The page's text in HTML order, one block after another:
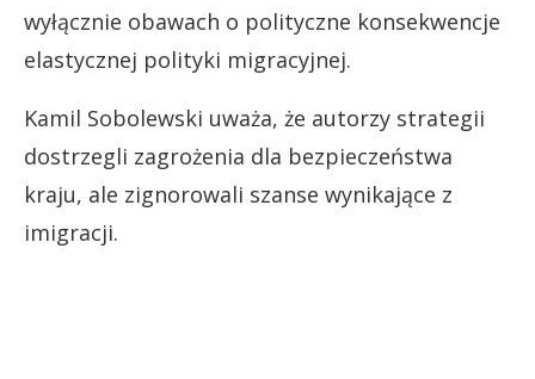
wyłącznie obawach o polityczne konsekwencje
elastycznej polityki migracyjnej.
Kamil Sobolewski uważa, że autorzy strategii
dostrzegli zagrożenia dla bezpieczeństwa
kraju, ale zignorowali szanse wynikające z
imigracji.